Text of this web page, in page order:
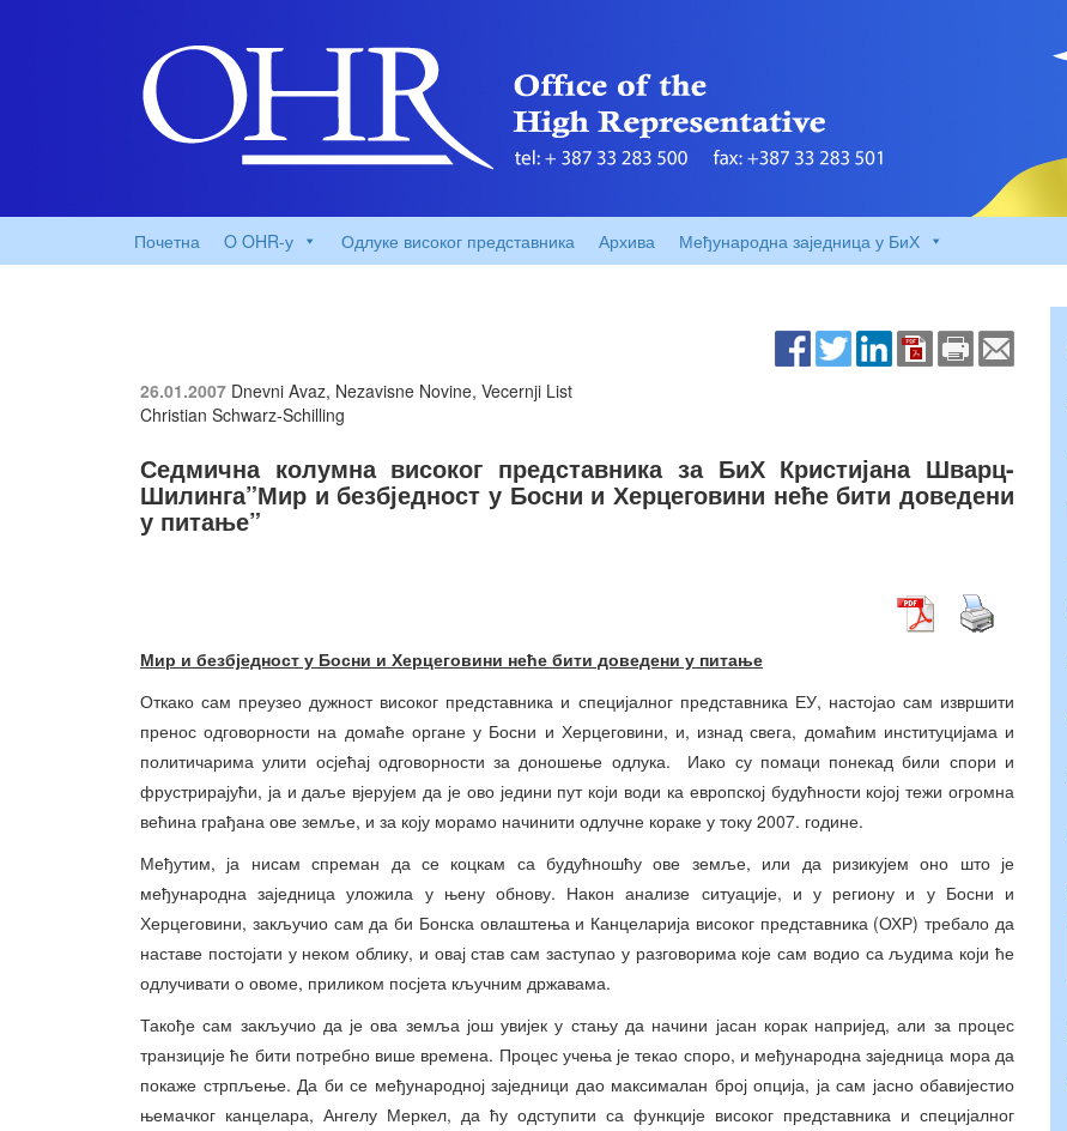
Почетна O OHR-у Одлуке високог представника Архива Међународна заједница у БиХ
26.01.2007 Dnevni Avaz, Nezavisne Novine, Vecernji List
Christian Schwarz-Schilling
Седмична колумна високог представника за БиХ Кристијана Шварц-
Шилинга”Мир и безбједност у Босни и Херцеговини неће бити доведени
у питање”
Мир и безбједност у Босни и Херцеговини неће бити доведени у питање
Откако сам преузео дужност високог представника и специјалног представника ЕУ, настојао сам извршити
пренос одговорности на домаће органе у Босни и Херцеговини, и, изнад свега, домаћим институцијама и
политичарима улити осјећај одговорности за доношење одлука. Иако су помаци понекад били спори и
фрустрирајући, ја и даље вјерујем да је ово једини пут који води ка европској будућности којој тежи огромна
већина грађана ове земље, и за коју морамо начинити одлучне кораке у току 2007. године.
Међутим, ја нисам спреман да се коцкам са будућношћу ове земље, или да ризикујем оно што је
међународна заједница уложила у њену обнову. Након анализе ситуације, и у региону и у Босни и
Херцеговини, закључио сам да би Бонска овлаштења и Канцеларија високог представника (ОХР) требало да
наставе постојати у неком облику, и овај став сам заступао у разговорима које сам водио са људима који ће
одлучивати о овоме, приликом посјета кључним државама.
Такође сам закључио да је ова земља још увијек у стању да начини јасан корак напријед, али за процес
транзиције ће бити потребно више времена. Процес учења је текао споро, и међународна заједница мора да
покаже стрпљење. Да би се међународној заједници дао максималан број опција, ја сам јасно обавијестио
њемачког канцелара, Ангелу Меркел, да ћу одступити са функције високог представника и специјалног